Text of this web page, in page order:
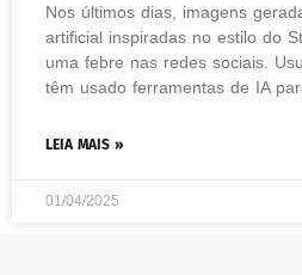
Nos últimos dias, imagens
artificial inspiradas no estilo do
uma febre nas redes sociais.
têm usado ferramentas de IA
LEIA MAIS »
01/04/2025